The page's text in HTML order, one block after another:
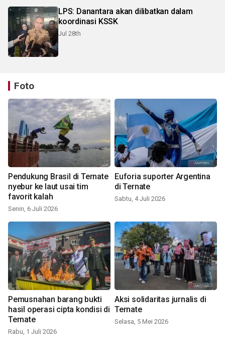
LPS: Danantara akan dilibatkan dalam
koordinasi KSSK
Jul 28th
Foto
Pendukung Brasil di Ternate
nyebur ke laut usai tim
favorit kalah
Senin, 6 Juli 2026
Euforia suporter Argentina
di Ternate
Sabtu, 4 Juli 2026
Pemusnahan barang bukti
hasil operasi cipta kondisi di
Ternate
Rabu, 1 Juli 2026
Aksi solidaritas jurnalis di
Ternate
Selasa, 5 Mei 2026